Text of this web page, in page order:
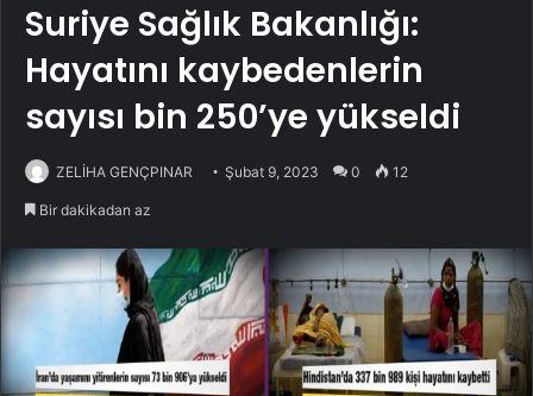
Suriye Sağlık Bakanlığı:
Hayatını kaybedenlerin
sayısı bin 250’ye yükseldi
ZELİHA GENÇPINAR Şubat 9, 2023 0 12
Bir dakikadan az